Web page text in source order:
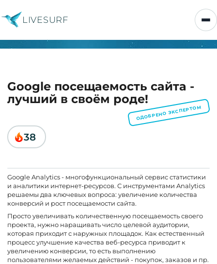
LIVESURF
Google посещаемость сайта -
лучший в своём роде!
ОДОБРЕНО ЭКСПЕРТОМ
38
Google Analytics - многофункциональный сервис статистики
и аналитики интернет-ресурсов. С инструментами Analytics
решаемы два ключевых вопроса: увеличение количества
конверсий и рост посещаемости сайта.
Просто увеличивать количественную посещаемость своего
проекта, нужно наращивать число целевой аудитории,
которая приходит с наружных площадок. Как естественный
процесс улучшение качества веб-ресурса приводит к
увеличению конверсии, то есть выполнению
пользователями желаемых действий - покупок, заказов и пр.